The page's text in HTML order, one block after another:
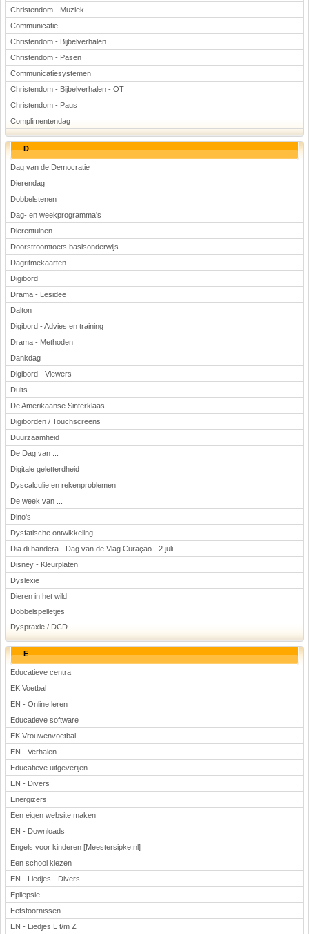
Christendom - Muziek
Communicatie
Christendom - Bijbelverhalen
Christendom - Pasen
Communicatiesystemen
Christendom - Bijbelverhalen - OT
Christendom - Paus
Complimentendag
D
Dag van de Democratie
Dierendag
Dobbelstenen
Dag- en weekprogramma's
Dierentuinen
Doorstroomtoets basisonderwijs
Dagritmekaarten
Digibord
Drama - Lesidee
Dalton
Digibord - Advies en training
Drama - Methoden
Dankdag
Digibord - Viewers
Duits
De Amerikaanse Sinterklaas
Digiborden / Touchscreens
Duurzaamheid
De Dag van ...
Digitale geletterdheid
Dyscalculie en rekenproblemen
De week van ...
Dino's
Dysfatische ontwikkeling
Dia di bandera - Dag van de Vlag Curaçao - 2 juli
Disney - Kleurplaten
Dyslexie
Dieren in het wild
Dobbelspelletjes
Dyspraxie / DCD
E
Educatieve centra
EK Voetbal
EN - Online leren
Educatieve software
EK Vrouwenvoetbal
EN - Verhalen
Educatieve uitgeverijen
EN - Divers
Energizers
Een eigen website maken
EN - Downloads
Engels voor kinderen [Meestersipke.nl]
Een school kiezen
EN - Liedjes - Divers
Epilepsie
Eetstoornissen
EN - Liedjes L t/m Z